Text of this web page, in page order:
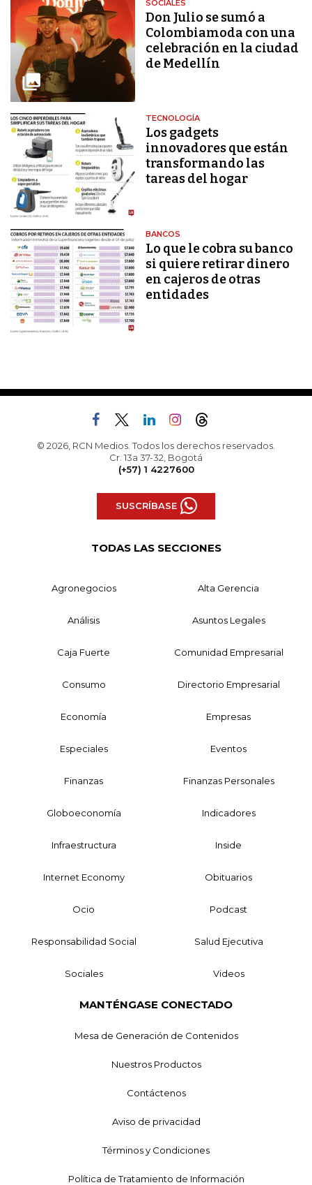
SOCIALES
Don Julio se sumó a
Colombiamoda con una
celebración en la ciudad
de Medellín
TECNOLOGÍA
Los gadgets
innovadores que están
transformando las
tareas del hogar
BANCOS
Lo que le cobra su banco
si quiere retirar dinero
en cajeros de otras
entidades
© 2026, RCN Medios. Todos los derechos reservados.
Cr. 13a 37-32, Bogotá
(+57) 1 4227600
SUSCRÍBASE
TODAS LAS SECCIONES
Agronegocios Alta Gerencia
Análisis Asuntos Legales
Caja Fuerte Comunidad Empresarial
Consumo Directorio Empresarial
Economía Empresas
Especiales Eventos
Finanzas Finanzas Personales
Globoeconomía Indicadores
Infraestructura Inside
Internet Economy Obituarios
Ocio Podcast
Responsabilidad Social Salud Ejecutiva
Sociales Videos
MANTÉNGASE CONECTADO
Mesa de Generación de Contenidos
Nuestros Productos
Contáctenos
Aviso de privacidad
Términos y Condiciones
Política de Tratamiento de Información